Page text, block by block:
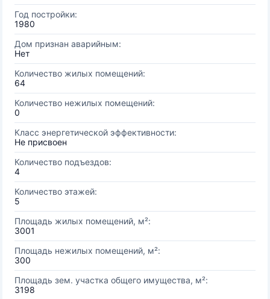
Год постройки:
1980
Дом признан аварийным:
Нет
Количество жилых помещений:
64
Количество нежилых помещений:
0
Класс энергетической эффективности:
Не присвоен
Количество подъездов:
4
Количество этажей:
5
Площадь жилых помещений, м²:
3001
Площадь нежилых помещений, м²:
300
Площадь зем. участка общего имущества, м²:
3198